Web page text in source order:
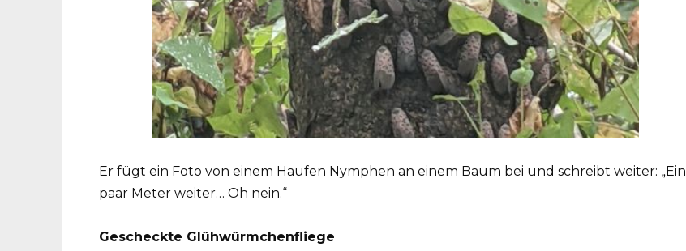
Er fügt ein Foto von einem Haufen Nymphen an einem Baum bei und schreibt weiter: „Ein
paar Meter weiter… Oh nein.“
Gescheckte Glühwürmchenfliege